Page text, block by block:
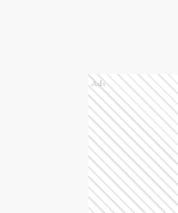
Ads